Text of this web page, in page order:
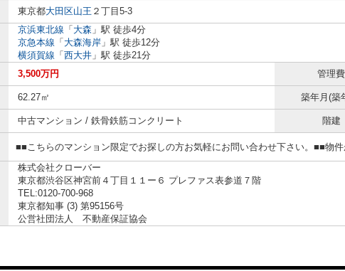
東京都大田区山王 ２丁目5-3
京浜東北線 「 大森 」駅 徒歩4分
京急本線 「 大森海岸 」駅 徒歩12分
横須賀線 「 西大井 」駅 徒歩21分
3,500万円 管理費
62.27㎡ 築年月(築
中古マンション / 鉄骨鉄筋コンクリート 階建
■■こちらのマンション限定でお探しの方お気軽にお問い合わせ下さい。■■物
株式会社クローバー
東京都渋谷区神宮前４丁目１１ー６ プレファス表参道７階
TEL:0120-700-968
東京都知事 (3) 第95156号
公営社団法人 不動産保証協会